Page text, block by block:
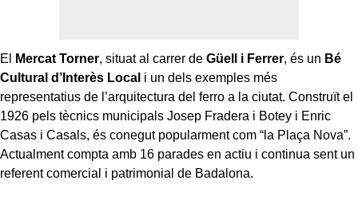
El Mercat Torner, situat al carrer de Güell i Ferrer, és un Bé
Cultural d’Interès Local i un dels exemples més
representatius de l’arquitectura del ferro a la ciutat. Construït el
1926 pels tècnics municipals Josep Fradera i Botey i Enric
Casas i Casals, és conegut popularment com “la Plaça Nova”.
Actualment compta amb 16 parades en actiu i continua sent un
referent comercial i patrimonial de Badalona.